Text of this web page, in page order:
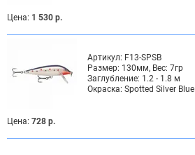
Цена: 1 530 р.
Артикул: F13-SPSB
Размер: 130мм, Вес: 7гр
Заглубление: 1.2 - 1.8 м
Окраска: Spotted Silver
Цена: 728 р.